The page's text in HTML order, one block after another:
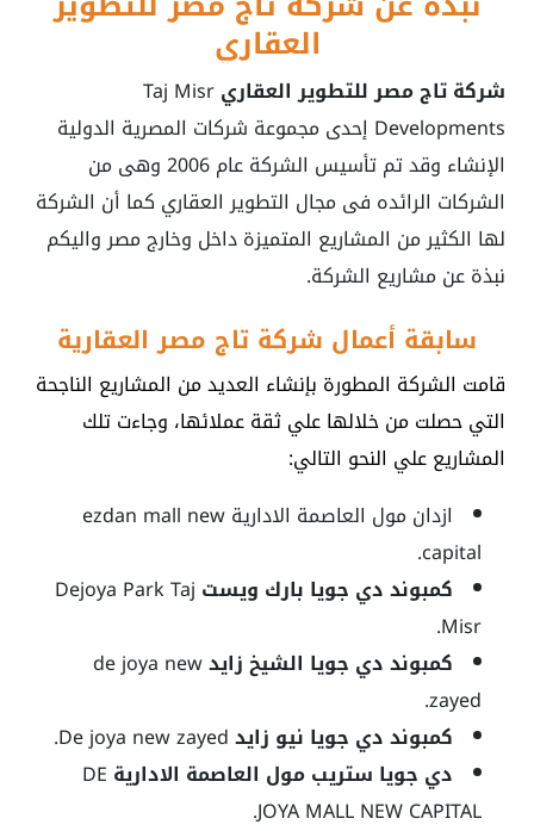
العقاري
شركة تاج مصر للتطوير العقاريTaj Misr
Developments إحدى مجموعة شركات المصرية الدولية
الإنشاء وقد تم تأسيس الشركة عام 2006 وهى من
الشركات الرائده فى مجال التطوير العقاري كما أن الشركة
لها الكثير من المشاريع المتميزة داخل وخارج مصر واليكم
نبذة عن مشاريع الشركة.
سابقة أعمال شركة تاج مصر العقارية
قامت الشركة المطورة بإنشاء العديد من المشاريع الناجحة
التي حصلت من خلالها علي ثقة عملائها، وجاءت تلك
المشاريع علي النحو التالي:
ازدان مول العاصمة الادارية ezdan mall new
capital.
كمبوند دي جويا بارك ويست Dejoya Park Taj
Misr.
كمبوند دي جويا الشيخ زايدde joya new
zayed.
كمبوند دي جويا نيو زايد
دي جويا ستريب مول العاصمة الادارية DE
JOYA MALL NEW CAPITAL.